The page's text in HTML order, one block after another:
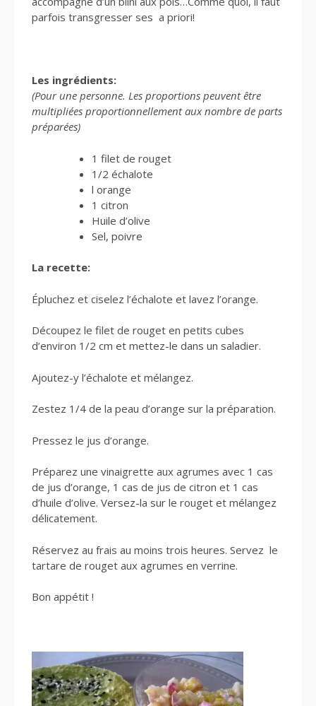
parfois transgresser ses a priori!
Les ingrédients:
(Pour une personne. Les proportions peuvent être
multipliées proportionnellement aux nombre de parts
préparées)
1 filet de rouget
1/2 échalote
l orange
1 citron
Huile d’olive
Sel, poivre
La recette:
Épluchez et ciselez l’échalote et lavez l’orange.
Découpez le filet de rouget en petits cubes
d’environ 1/2 cm et mettez-le dans un saladier.
Ajoutez-y l’échalote et mélangez.
Zestez 1/4 de la peau d’orange sur la préparation.
Pressez le jus d’orange.
Préparez une vinaigrette aux agrumes avec 1 cas
de jus d’orange, 1 cas de jus de citron et 1 cas
d’huile d’olive. Versez-la sur le rouget et mélangez
délicatement.
Réservez au frais au moins trois heures. Servez le
tartare de rouget aux agrumes en verrine.
Bon appétit !